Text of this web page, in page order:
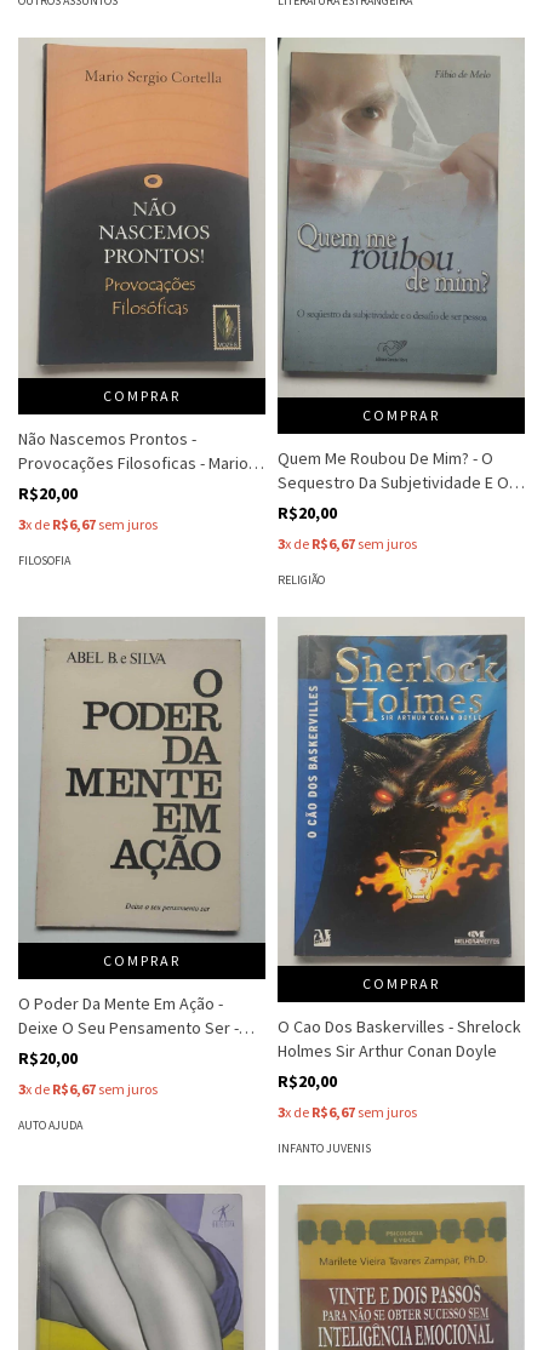
COMPRAR
Não Nascemos Prontos -
Provocações Filosoficas - Mario
Sergio Cortellla
R$20,00
3x de R$6,67 sem juros
FILOSOFIA
COMPRAR
Quem Me Roubou De Mim? - O
Sequestro Da Subjetividade E O
Desafio De Ser Pessoa - Fabio De
R$20,00
3x de R$6,67 sem juros
RELIGIÃO
COMPRAR
O Poder Da Mente Em Ação -
Deixe O Seu Pensamento Ser -
Abel B E Silva
R$20,00
3x de R$6,67 sem juros
AUTO AJUDA
COMPRAR
O Cao Dos Baskervilles - Shrelock
Holmes Sir Arthur Conan Doyle
R$20,00
3x de R$6,67 sem juros
INFANTO JUVENIS